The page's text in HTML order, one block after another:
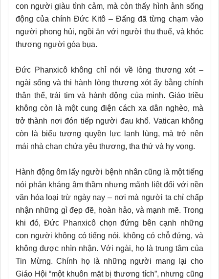
con người giàu tình cảm, mà còn thấy hình ảnh sống
động của chính Đức Kitô – Đấng đã từng chạm vào
người phong hủi, ngồi ăn với người thu thuế, và khóc
thương người góa bụa.
Đức Phanxicô không chỉ nói về lòng thương xót –
ngài sống và thi hành lòng thương xót ấy bằng chính
thân thể, trái tim và hành động của mình. Giáo triều
không còn là một cung điện cách xa dân nghèo, mà
trở thành nơi đón tiếp người đau khổ. Vatican không
còn là biểu tượng quyền lực lạnh lùng, mà trở nên
mái nhà chan chứa yêu thương, tha thứ và hy vọng.
Hành động ôm lấy người bệnh nhân cũng là một tiếng
nói phản kháng âm thầm nhưng mãnh liệt đối với nền
văn hóa loại trừ ngày nay – nơi mà người ta chỉ chấp
nhận những gì đẹp đẽ, hoàn hảo, và mạnh mẽ. Trong
khi đó, Đức Phanxicô chọn đứng bên cạnh những
con người không có tiếng nói, không có chỗ đứng, và
không được nhìn nhận. Với ngài, họ là trung tâm của
Tin Mừng. Chính họ là những người mang lại cho
Giáo Hội “một khuôn mặt bị thương tích”, nhưng cũng